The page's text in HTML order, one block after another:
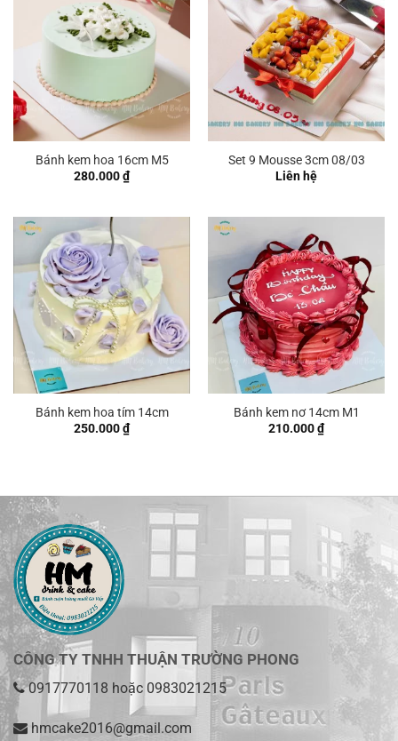
Bánh kem hoa 16cm M5
280.000₫
Set 9 Mousse 3cm 08/03
Liên hệ
Bánh kem hoa tím 14cm
250.000₫
Bánh kem nơ 14cm M1
210.000₫
CÔNG TY TNHH THUẬN TRƯỜNG PHONG
0917770118 hoặc 0983021215
hmcake2016@gmail.com